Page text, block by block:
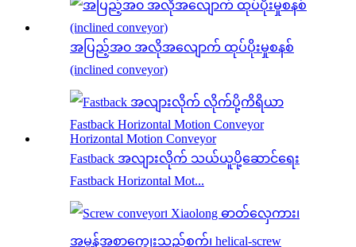
အပြည့်အ၀ အလိုအလျောက် ထုပ်ပိုးမှုစနစ်
(inclined conveyor)
Fastback အလျားလိုက် သယ်ယူပို့ဆောင်ရေး
Fastback Horizontal Mot...